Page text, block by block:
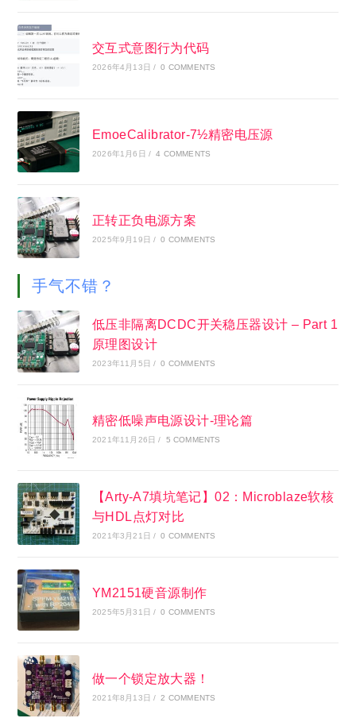
交互式意图行为代码
2026年4月13日 / 0 COMMENTS
EmoeCalibrator-7½精密电压源
2026年1月6日 / 4 COMMENTS
正转正负电源方案
2025年9月19日 / 0 COMMENTS
手气不错？
低压非隔离DCDC开关稳压器设计 – Part 1
原理图设计
2023年11月5日 / 0 COMMENTS
精密低噪声电源设计-理论篇
2021年11月26日 / 5 COMMENTS
【Arty-A7填坑笔记】02：Microblaze软核
与HDL点灯对比
2021年3月21日 / 0 COMMENTS
YM2151硬音源制作
2025年5月31日 / 0 COMMENTS
做一个锁定放大器！
2021年8月13日 / 2 COMMENTS